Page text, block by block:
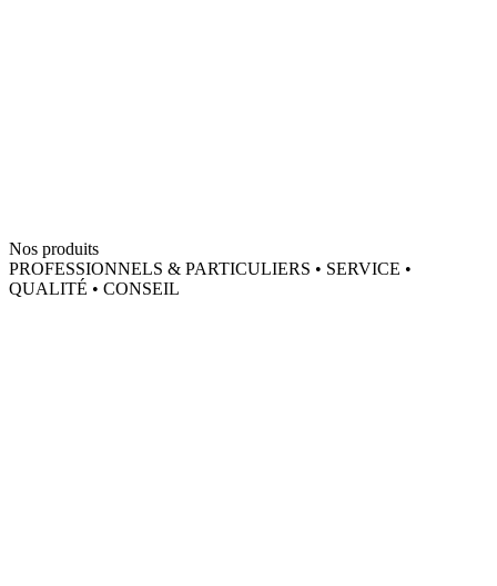
Nos produits
PROFESSIONNELS & PARTICULIERS • SERVICE •
QUALITÉ • CONSEIL